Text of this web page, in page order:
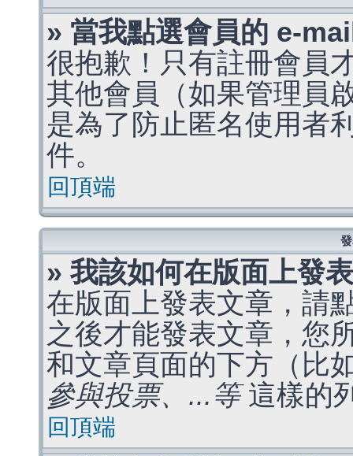
» 當我點選會員的 e-
很抱歉！只有註冊會員
其他會員（如果管理員
是為了防止匿名使用者
件。
回頂端
» 我該如何在版面上發
在版面上發表文章，請
之後才能發表文章，您
和文章頁面的下方（比
參與投票、...等這樣的
回頂端